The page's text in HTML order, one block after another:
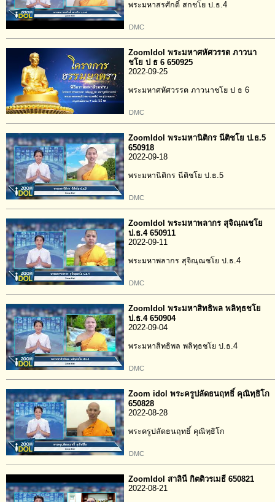
พระมหาสรศักดิ์ สกชโย ป.ธ.4
DMC
ZoomIdol พระมหาศหัศวรรต ภาวนา
ชโย ป ธ 6 650925
2022-09-25
พระมหาศหัศวรรต ภาวนาชโย ป ธ 6
DMC
ZoomIdol พระมหานิติกร นีติชโย ป.ธ.5
650918
2022-09-18
พระมหานิติกร นีติชโย ป.ธ.5
DMC
ZoomIdol พระมหาพลากร สุจิณฺณชโย
ป.ธ.4 650911
2022-09-11
พระมหาพลากร สุจิณฺณชโย ป.ธ.4
DMC
ZoomIdol พระมหาสิทธิพล พลิทฺธชโย
ป.ธ.4 650904
2022-09-04
พระมหาสิทธิพล พลิทฺธชโย ป.ธ.4
DMC
Zoom idol พระครูปลัดธนฤทธิ์ คุณิทฺธิโก
650828
2022-08-28
พระครูปลัดธนฤทธิ์ คุณิทฺธิโก
DMC
ZoomIdol สาลินี กิตติวรเมธี 650821
2022-08-21